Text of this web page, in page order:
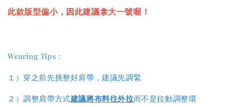
此款版型偏小，因此建議拿大一號喔！
Wearing Tips :
１）穿之前先挑整好肩帶，建議先調緊
２）調整肩帶方式建議將布料往外拉而不是拉動調整環